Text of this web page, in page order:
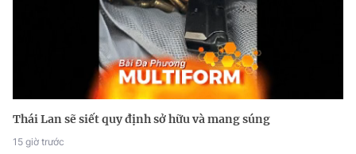
Thái Lan sẽ siết quy định sở hữu và mang súng
15 giờ trước